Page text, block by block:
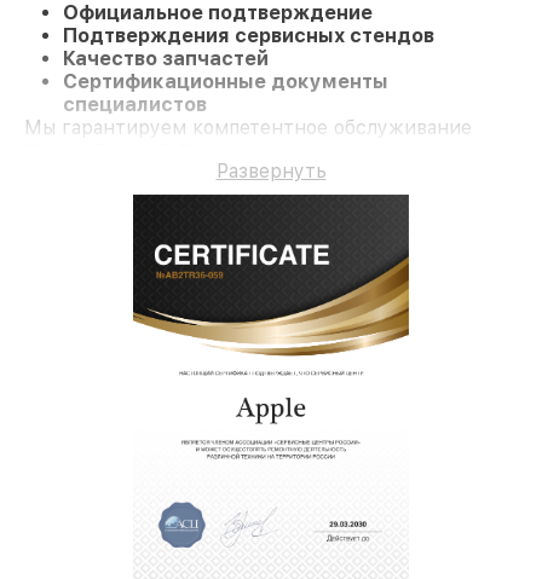
Официальное подтверждение
Подтверждения сервисных стендов
Качество запчастей
Сертификационные документы
специалистов
Мы гарантируем компетентное обслуживание
Развернуть